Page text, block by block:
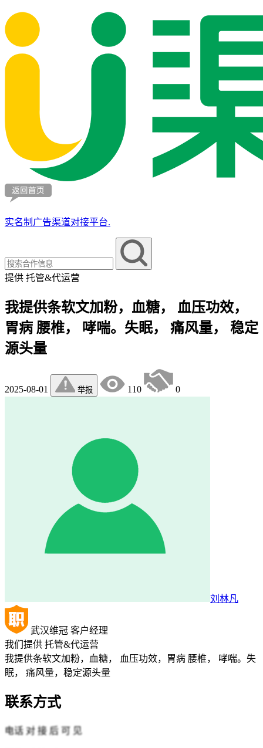
实名制广告渠道对接平台.
提供 托管&代运营
我提供条软文加粉，血糖， 血压功效，
胃病 腰椎， 哮喘。失眠， 痛风量， 稳定
源头量
2025-08-01 举报 110 0
刘林凡
武汉维冠 客户经理
我们提供 托管&代运营
我提供条软文加粉，血糖， 血压功效，胃病 腰椎， 哮喘。失
眠， 痛风量，稳定源头量
联系方式
电话 对 接 后 可 见